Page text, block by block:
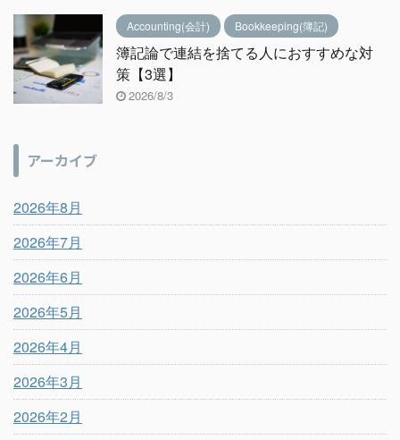
Accounting(会計) Bookkeeping(簿記)
簿記論で連結を捨てる人におすすめな対
策【3選】
2026/8/3
アーカイブ
2026年8月
2026年7月
2026年6月
2026年5月
2026年4月
2026年3月
2026年2月